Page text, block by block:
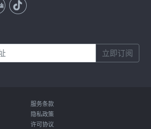
立即订阅
服务条款
隐私政策
许可协议